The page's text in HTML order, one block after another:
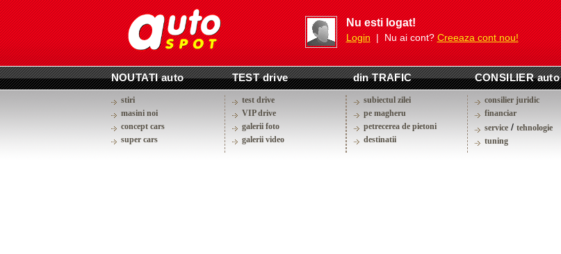
Nu esti logat!
Login| Nu ai cont?Creeaza cont nou!
NOUTATI auto TEST drive din TRAFIC CONSILIER auto
stiri
masini noi
concept cars
super cars
test drive
VIP drive
galerii foto
galerii video
subiectul zilei
pe magheru
petrecerea de pietoni
destinatii
consilier juridic
financiar
service/ tehnologie
tuning